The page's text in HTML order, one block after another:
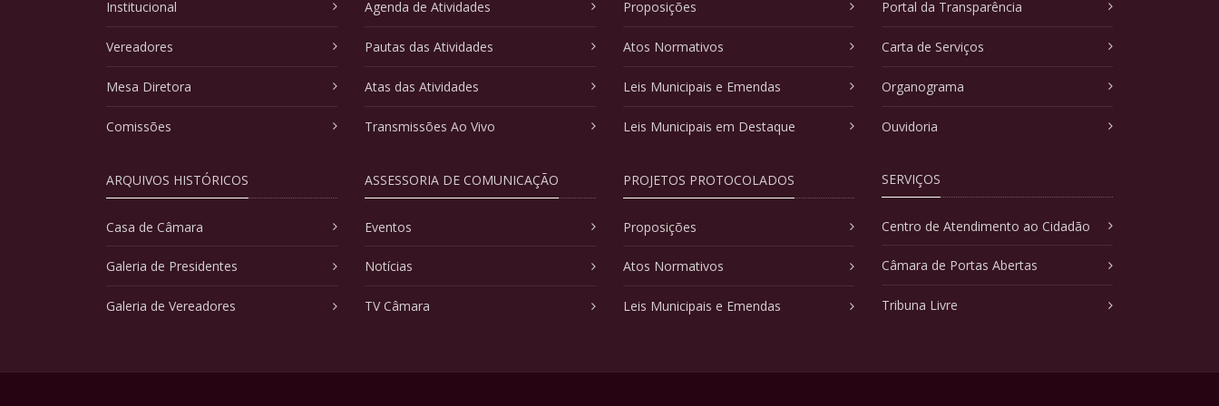
Institucional
Vereadores
Mesa Diretora
Comissões
ARQUIVOS HISTÓRICOS
Casa de Câmara
Galeria de Presidentes
Galeria de Vereadores
Agenda de Atividades
Pautas das Atividades
Atas das Atividades
Transmissões Ao Vivo
ASSESSORIA DE COMUNICAÇÃO
Eventos
Notícias
TV Câmara
Proposições
Atos Normativos
Leis Municipais e Emendas
Leis Municipais em Destaque
PROJETOS PROTOCOLADOS
Proposições
Atos Normativos
Leis Municipais e Emendas
Portal da Transparência
Carta de Serviços
Organograma
Ouvidoria
SERVIÇOS
Centro de Atendimento ao Cidadão
Câmara de Portas Abertas
Tribuna Livre